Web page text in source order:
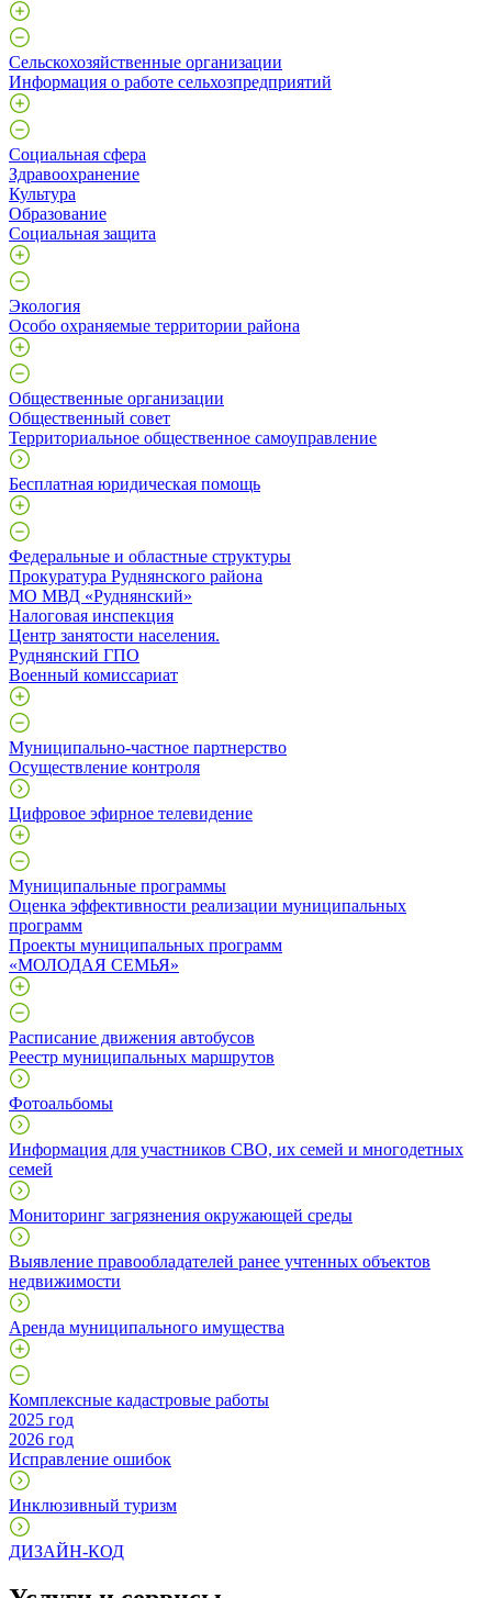
Сельскохозяйственные организации
Информация о работе сельхозпредприятий
Социальная сфера
Здравоохранение
Культура
Образование
Социальная защита
Экология
Особо охраняемые территории района
Общественные организации
Общественный совет
Территориальное общественное самоуправление
Бесплатная юридическая помощь
Федеральные и областные структуры
Прокуратура Руднянского района
МО МВД «Руднянский»
Налоговая инспекция
Центр занятости населения.
Руднянский ГПО
Военный комиссариат
Муниципально-частное партнерство
Осуществление контроля
Цифровое эфирное телевидение
Муниципальные программы
Оценка эффективности реализации муниципальных
программ
Проекты муниципальных программ
«МОЛОДАЯ СЕМЬЯ»
Расписание движения автобусов
Реестр муниципальных маршрутов
Фотоальбомы
Информация для участников СВО, их семей и многодетных
семей
Мониторинг загрязнения окружающей среды
Выявление правообладателей ранее учтенных объектов
недвижимости
Аренда муниципального имущества
Комплексные кадастровые работы
2025 год
2026 год
Исправление ошибок
Инклюзивный туризм
ДИЗАЙН-КОД